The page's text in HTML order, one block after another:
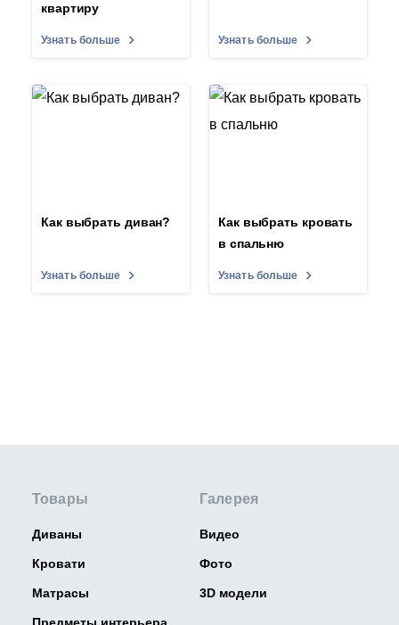
квартиру
Узнать больше Узнать больше
Как выбрать диван?
Узнать больше
Как выбрать кровать
в спальню
Узнать больше
Товары
Диваны
Кровати
Матрасы
Галерея
Видео
Фото
3D модели